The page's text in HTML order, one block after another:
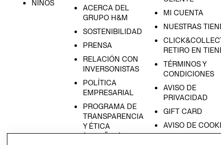
NIÑOS
ACERCA DEL
GRUPO H&M
SOSTENIBILIDAD
PRENSA
RELACIÓN CON
INVERSONISTAS
POLÍTICA
EMPRESARIAL
PROGRAMA DE
TRANSPARENCIA
Y ÉTICA
(ESPAÑOL)
MI CUENTA
NUESTRAS
RETIRO EN
TÉRMINOS Y
CONDICIONES
AVISO DE
PRIVACIDAD
GIFT CARD
AVISO DE